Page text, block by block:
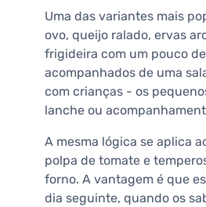
Uma das variantes mais
ovo, queijo ralado, ervas
frigideira com um pouco
acompanhados de uma
com crianças - os
lanche ou
A mesma lógica se aplica
polpa de tomate e
forno. A vantagem é que
dia seguinte, quando os